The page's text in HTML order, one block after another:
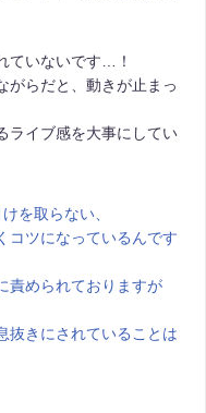
ていないです…！
がらだと、動きが止まっ
ライブ感を大事にしてい
を取らない、
コツになっているんです
責められておりますが
抜きにされていることは